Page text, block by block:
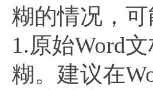
糊的情况，
1.原始Word
糊。建议在